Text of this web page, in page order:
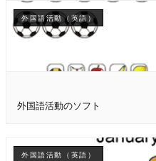
外国語活動のソフト
外国語活動（英語）
外国語活動（英語）